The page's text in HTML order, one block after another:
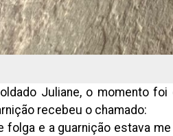
Juliane, o momento
recebeu o chamado:
folga e a guarnição estava